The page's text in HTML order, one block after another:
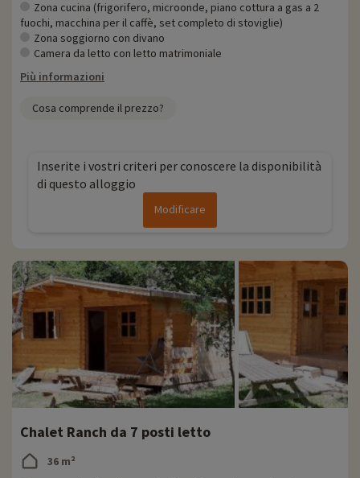
Zona cucina (frigorifero, microonde, piano cottura a gas a 2
fuochi, macchina per il caffè, set completo di stoviglie)
Zona soggiorno con divano
Camera da letto con letto matrimoniale
Più informazioni
Cosa comprende il prezzo?
Inserite i vostri criteri per conoscere la disponibilità
di questo alloggio
Modificare
Chalet Ranch da 7 posti letto
36 m²